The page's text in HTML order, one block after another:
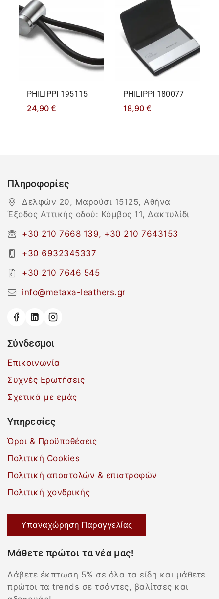
PHILIPPΙ 195115
24,90 €
PHILIPPΙ 180077
18,90 €
Πληροφορίες
Δελφών 20, Μαρούσι 15125, Αθήνα
Έξοδος Αττικής οδού: Κόμβος 11, Δακτυλίδι
+30 210 7668 139, +30 210 7643153
+30 6932345337
+30 210 7646 545
info@metaxa-leathers.gr
Σύνδεσμοι
Επικοινωνία
Συχνές Ερωτήσεις
Σχετικά με εμάς
Υπηρεσίες
Όροι & Προϋποθέσεις
Πολιτική Cookies
Πολιτική αποστολών & επιστροφών
Πολιτική χονδρικής
Υπαναχώρηση Παραγγελίας
Μάθετε πρώτοι τα νέα μας!
Λάβετε έκπτωση 5% σε όλα τα είδη και μάθετε
πρώτοι τα trends σε τσάντες, βαλίτσες και